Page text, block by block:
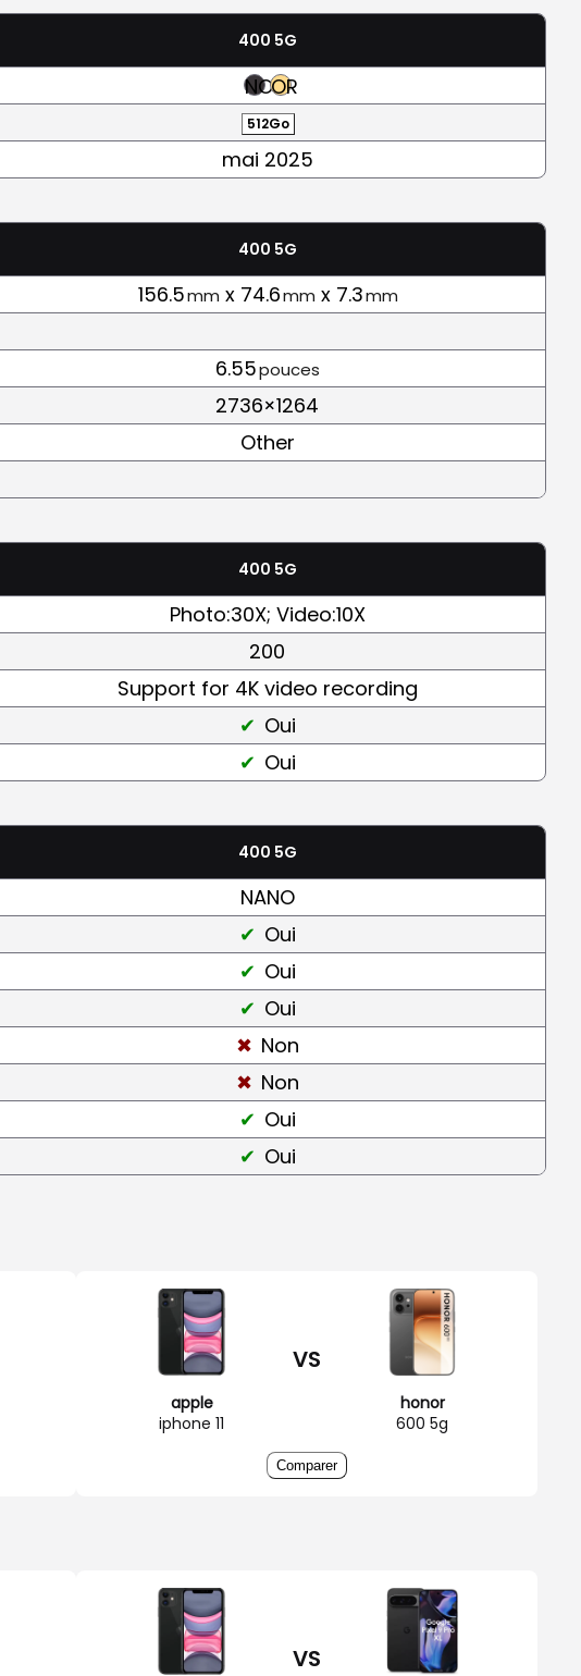
400 5G
NOIR
OR
512Go
mai 2025
400 5G
156.5mm x 74.6mm x 7.3mm
6.55pouces
2736×1264
Other
400 5G
Photo:30X; Video:10X
200
Support for 4K video recording
Oui
Oui
400 5G
NANO
Oui
Oui
Oui
Non
Non
Oui
Oui
apple
iphone 11
VS
honor
600 5g
Comparer
VS